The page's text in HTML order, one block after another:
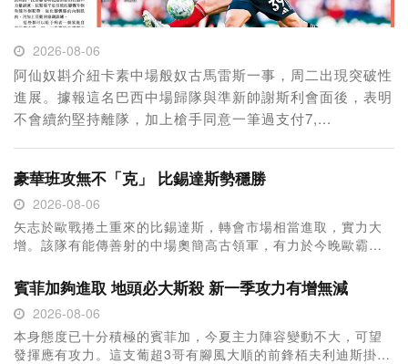
2026-08-06
阿仙奴斟介紐卡素中場般奴古馬雷斯一事，周二出現突破性
進展。據報這名巴西中場歸隊與準新帥謝斯利會面後，表明
不會續約堅持離隊，加上槍手同意一筆過支付7,...
豪華班攻無不「克」 比錫達斯勢穩勝
2026-08-06
矢志於歐戰捲土重來的比錫達斯，轉會市場相當進取，實力大
增。該隊有能傳善射的中場奧簡高古領軍，有力於今晚歐霸外
賓菲加夠進取 地頭必大斯殺 新一季攻力有增無減
2026-08-06
本身態度已十分積極的賓菲加，今夏主力陣容變動不大，可望
發揮應有攻力。這支葡超3哥有腳風大順的前鋒栢夫利迪斯掛